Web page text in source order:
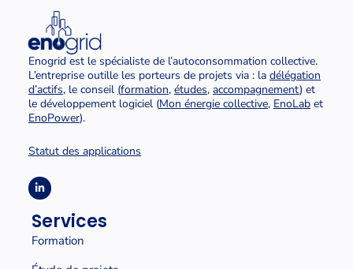
Enogrid est le spécialiste de l’autoconsommation collective.
L’entreprise outille les porteurs de projets via : la délégation
d’actifs, le conseil (formation, études, accompagnement) et
le développement logiciel (Mon énergie collective, EnoLab et
EnoPower).
Statut des applications
Services
Formation